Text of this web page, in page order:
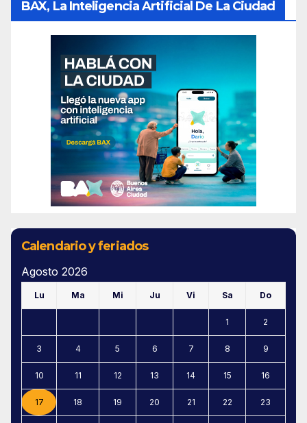
BAX, La Inteligencia Artificial De La Ciudad
Calendario y feriados
Agosto 2026
Lu Ma Mi Ju Vi Sa Do
1 2
3 4 5 6 7 8 9
10 11 12 13 14 15 16
17 18 19 20 21 22 23